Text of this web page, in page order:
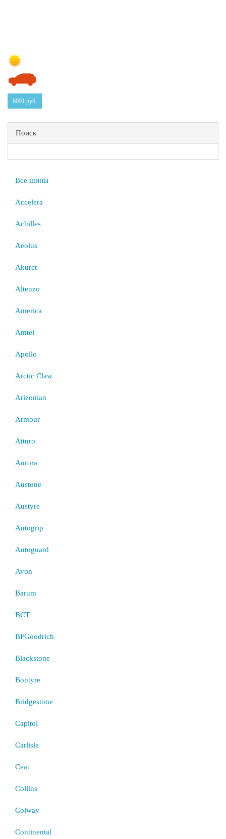
6091 руб.
Поиск
Все шины
Accelera
Achilles
Aeolus
Akuret
Altenzo
America
Amtel
Apollo
Arctic Claw
Arizonian
Armour
Atturo
Aurora
Austone
Austyre
Autogrip
Autoguard
Avon
Barum
BCT
BFGoodrich
Blackstone
Bontyre
Bridgestone
Capitol
Carlisle
Ceat
Collins
Colway
Continental